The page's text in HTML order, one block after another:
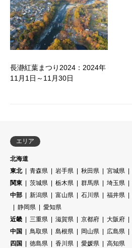
長瀞紅葉まつり2024：2024年
11月1日～11月30日
エリア
北海道
東北
青森県 岩手県 秋田県 宮城県
関東
茨城県 栃木県 群馬県 埼玉県
中部
新潟県 富山県 石川県 福井県
静岡県
愛知県
近畿
三重県 滋賀県 京都府 大阪府
中国
鳥取県 島根県 岡山県 広島県
四国
徳島県 香川県 愛媛県
高知県